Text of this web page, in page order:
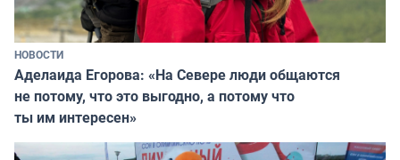
НОВОСТИ
Аделаида Егорова: «На Севере люди общаются
не потому, что это выгодно, а потому что
ты им интересен»